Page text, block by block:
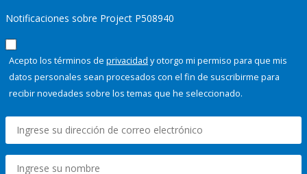
Notificaciones sobre Project P508940
Acepto los términos de privacidad y otorgo mi permiso para que mis
datos personales sean procesados con el fin de suscribirme para
recibir novedades sobre los temas que he seleccionado.